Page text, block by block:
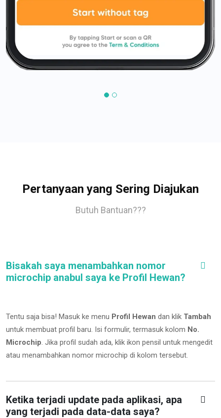
Pertanyaan yang Sering Diajukan
Butuh Bantuan???
Bisakah saya menambahkan nomor
microchip anabul saya ke Profil Hewan?
Tentu saja bisa! Masuk ke menu Profil Hewan dan klik Tambah
untuk membuat profil baru. Isi formulir, termasuk kolom No.
Microchip. Jika profil sudah ada, klik ikon pensil untuk mengedit
atau menambahkan nomor microchip di kolom tersebut.
Ketika terjadi update pada aplikasi, apa
yang terjadi pada data-data saya?